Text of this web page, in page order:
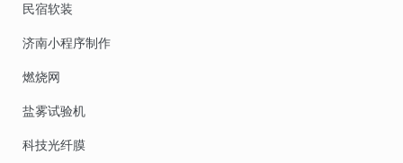
民宿软装
济南小程序制作
燃烧网
盐雾试验机
科技光纤膜